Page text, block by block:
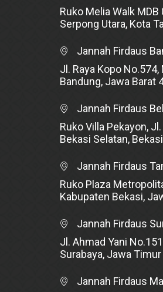
Ruko Melia Walk MDB
Serpong Utara, Kota
Jannah Firdaus
Jl. Raya Kopo
Bandung, Jawa Barat
Jannah Firdaus
Ruko Villa Pekayon,
Bekasi Selatan,
Jannah Firdaus
Ruko Plaza
Kabupaten Bekasi,
Jannah Firdaus
Jl. Ahmad Yani
Surabaya, Jawa
Jannah Firdaus